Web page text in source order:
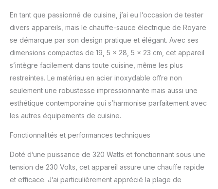
conservation chaleur
confiture,650 ml/b
En tant que passionné de cuisine, j’ai eu l’occasion de tester
divers appareils, mais le chauffe-sauce électrique de Royare
se démarque par son design pratique et élégant. Avec ses
dimensions compactes de 19, 5 x 28, 5 x 23 cm, cet appareil
s’intègre facilement dans toute cuisine, même les plus
restreintes. Le matériau en acier inoxydable offre non
seulement une robustesse impressionnante mais aussi une
esthétique contemporaine qui s’harmonise parfaitement avec
les autres équipements de cuisine.
Fonctionnalités et performances techniques
Doté d’une puissance de 320 Watts et fonctionnant sous une
tension de 230 Volts, cet appareil assure une chauffe rapide
et efficace. J’ai particulièrement apprécié la plage de